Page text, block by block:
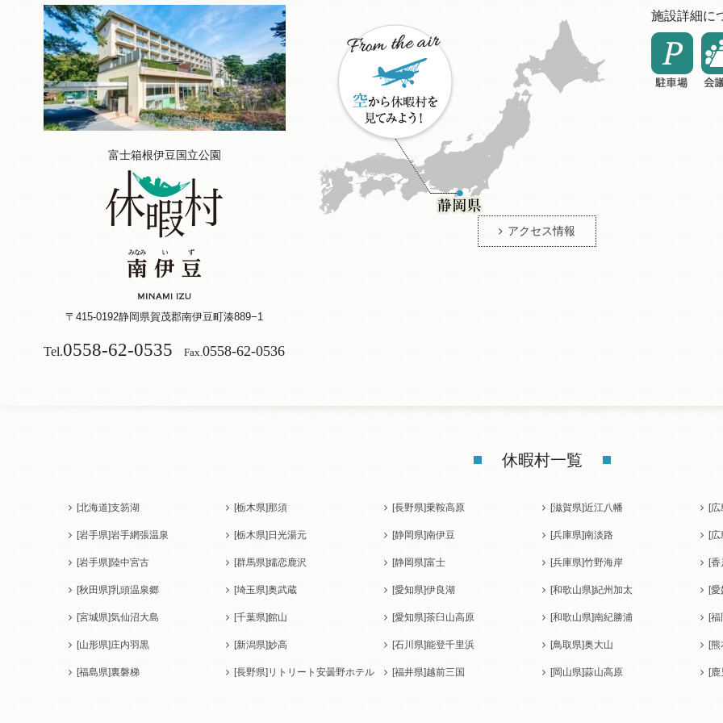
富士箱根伊豆国立公園
〒415-0192静岡県賀茂郡南伊豆町湊889−1
Tel.0558-62-0535 Fax. 0558-62-0536
アクセス情報
施設詳細に
休暇村一覧
[北海道]支笏湖
[岩手県]岩手網張温泉
[岩手県]陸中宮古
[秋田県]乳頭温泉郷
[宮城県]気仙沼大島
[山形県]庄内羽黒
[福島県]裏磐梯
[栃木県]那須
[栃木県]日光湯元
[群馬県]嬬恋鹿沢
[埼玉県]奥武蔵
[千葉県]館山
[新潟県]妙高
[長野県]リトリート安曇野ホテル
[長野県]乗鞍高原
[静岡県]南伊豆
[静岡県]富士
[愛知県]伊良湖
[愛知県]茶臼山高原
[石川県]能登千里浜
[福井県]越前三国
[滋賀県]近江八幡
[兵庫県]南淡路
[兵庫県]竹野海岸
[和歌山県]紀州加太
[和歌山県]南紀勝浦
[鳥取県]奥大山
[岡山県]蒜山高原
[広
[広
[香
[愛
[福
[熊
[鹿